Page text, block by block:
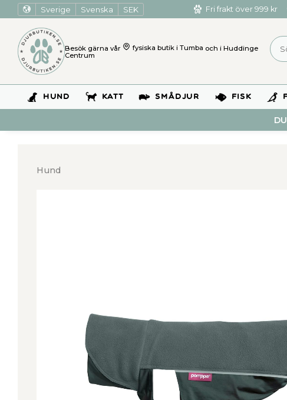
Sverige Svenska SEK Fri frakt över 999 kr
Besök gärna vår fysiska butik i Tumba och i Huddinge
Centrum
HUND KATT SMÅDJUR FISK
Hund